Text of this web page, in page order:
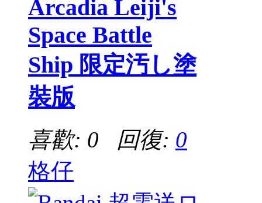
Arcadia Leiji's
Space Battle
Ship 限定汚し塗
裝版
喜歡: 0 回復: 0
格仔